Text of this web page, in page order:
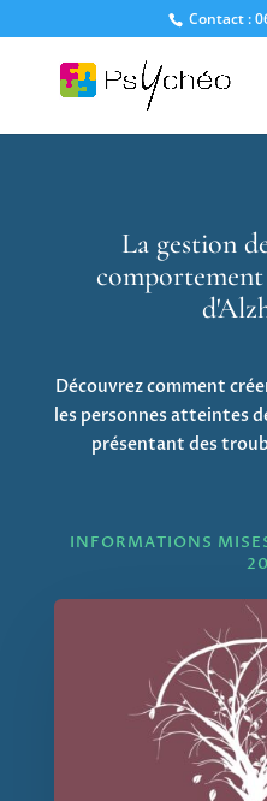
Contact :
La gestion
Découvrez comment
les personnes atteintes
présentant des
INFORMATIONS